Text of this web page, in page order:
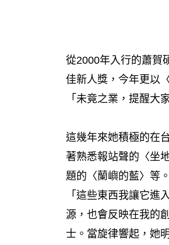
從2000年入行的蕭賀
佳新人獎，今年更以
「未竟之業，提醒大
這幾年來她積極的在
著熟悉報站聲的〈坐
題的〈蘭嶼的藍〉等
「這些東西我讓它進
源，也會反映在我的
士。當旋律響起，她